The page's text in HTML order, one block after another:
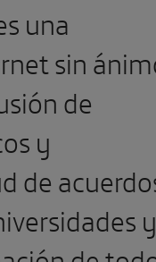
una
sin
de
y
de
y